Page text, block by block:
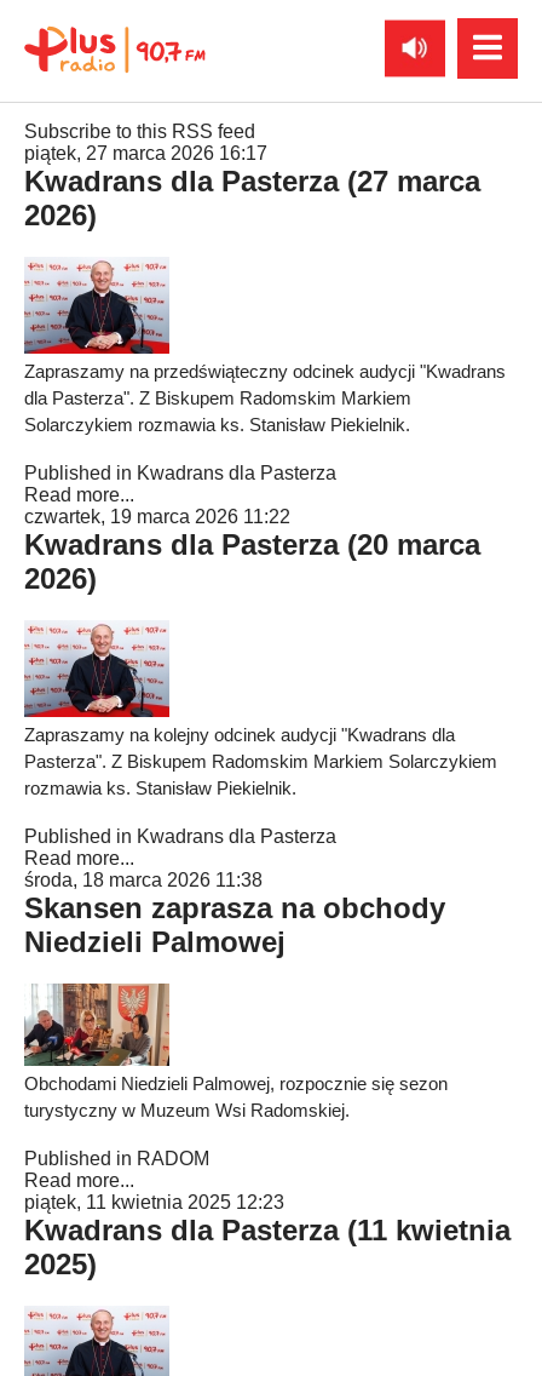
Subscribe to this RSS feed
piątek, 27 marca 2026 16:17
Kwadrans dla Pasterza (27 marca
2026)
Zapraszamy na przedświąteczny odcinek audycji "Kwadrans
dla Pasterza". Z Biskupem Radomskim Markiem
Solarczykiem rozmawia ks. Stanisław Piekielnik.
Published in Kwadrans dla Pasterza
Read more...
czwartek, 19 marca 2026 11:22
Kwadrans dla Pasterza (20 marca
2026)
Zapraszamy na kolejny odcinek audycji "Kwadrans dla
Pasterza". Z Biskupem Radomskim Markiem Solarczykiem
rozmawia ks. Stanisław Piekielnik.
Published in Kwadrans dla Pasterza
Read more...
środa, 18 marca 2026 11:38
Skansen zaprasza na obchody
Niedzieli Palmowej
Obchodami Niedzieli Palmowej, rozpocznie się sezon
turystyczny w Muzeum Wsi Radomskiej.
Published in RADOM
Read more...
piątek, 11 kwietnia 2025 12:23
Kwadrans dla Pasterza (11 kwietnia
2025)